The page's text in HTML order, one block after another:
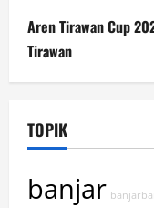
Aren Tirawan Cup
Tirawan
TOPIK
banjar